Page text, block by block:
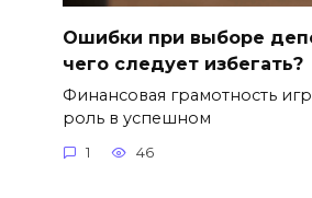
Ошибки при выборе
чего следует избегать?
Финансовая грамотность
роль в успешном
1 46